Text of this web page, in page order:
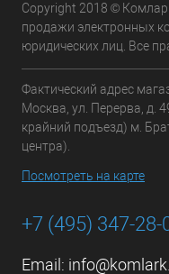
Copyright 2018 ©
продажи электронных
юридических лиц. Все
Фактический адрес
Москва, ул. Перерва, д.
крайний подъезд) м.
центра).
Посмотреть на карте
+7 (495) 347-28-
Email: